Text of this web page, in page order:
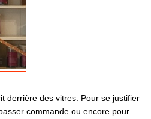
derrière des vitres. Pour se justifier
commande ou encore pour